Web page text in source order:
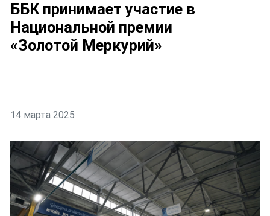
ББК принимает участие в
Национальной премии
«Золотой Меркурий»
14 марта 2025